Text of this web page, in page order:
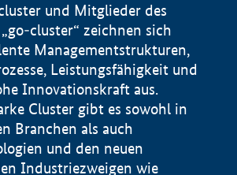
und Mitglieder des
cluster“ zeichnen sich
Managementstrukturen,
Leistungsfähigkeit und
Innovationskraft aus.
Cluster gibt es sowohl in
Branchen als auch
und den neuen
Industriezweigen wie